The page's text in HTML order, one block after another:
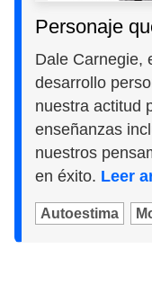
Personaje
Dale Carnegie,
desarrollo
nuestra actitud
enseñanzas
nuestros
en éxito. Leer
Autoestima